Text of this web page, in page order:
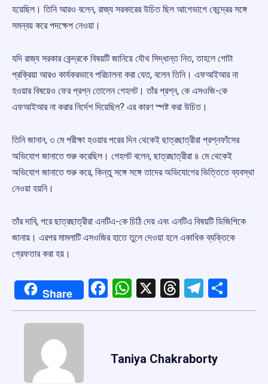
হয়েছিল। তিনি আরও বলেন, রাজ্য সরকারের উচিত ছিল আগেভাগে কেন্দ্রের সঙ্গে
সমন্বয় করে পদক্ষেপ নেওয়া।
যদি রাজ্য সরকার কেন্দ্রকে বিষয়টি জানিয়ে যৌথ সিদ্ধান্ত নিত, তাহলে গোটা
প্রক্রিয়া আরও কার্যকরভাবে পরিচালনা করা যেত, বলেন তিনি। এফআইআর না
হওয়ার বিষয়েও ফের প্রশ্ন তোলেন গেহলট। তাঁর প্রশ্ন, কে এসওজি-কে
এফআইআর না করার নির্দেশ দিয়েছিল? এর কারণ স্পষ্ট করা উচিত।
তিনি জানান, ৩ মে পরীক্ষা হওয়ার পরের দিন থেকেই ছাত্রছাত্রীরা প্রশ্নফাঁসের
অভিযোগ জানাতে শুরু করেছিল। গেহলট বলেন, ছাত্রছাত্রীরা ৪ মে থেকেই
অভিযোগ জানাতে শুরু করে, কিন্তু সঙ্গে সঙ্গে তাদের অভিযোগের ভিত্তিতে ব্যবস্থা
নেওয়া হয়নি।
তাঁর দাবি, পরে ছাত্রছাত্রীরা এনটিএ-কে চিঠি দেয় এবং এনটিএ বিষয়টি ডিজিপিকে
জানায়। এরপর মামলাটি এসওজির হাতে তুলে দেওয়া হলে একাধিক ব্যক্তিকে
গ্রেফতার করা হয়।
Share Facebook
WhatsApp
X Threads
Taniya Chakraborty